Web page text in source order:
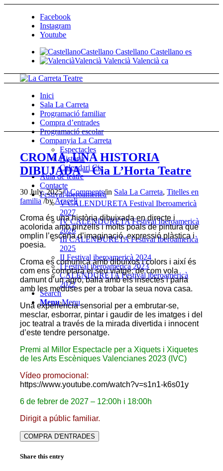
Facebook
Instagram
Youtube
Castellano Castellano Castellano es
Valencià Valencià Valencià ca
Inici
Sala La Carreta
Programació familiar
Compra d’entrades
Programació escolar
Companyia La Carreta
Espectacles
Historia
Calendari Cia
Aula de teatre
Contacte
Festival iberoamericà
V CALENDURETA Festival Iberoamericà
2027
IV CALENDURETA Festival Iberoamericà
2026
III CALENDURETA Festival Iberoamericà
2025
II Festival iberoamericà 2024
I Festival iberoamericà 2023
CALENDURETA Festival iberoamericà
2022
Search
Menu Menu
CROMA, UNA HISTORIA
DIBUJADA – Cia L’Horta Teatre
30 July, 2025/0 Comments/in Sala La Carreta,Titelles en
familia /byAraceli
Croma és una història dibuixada en directe i
acolorida amb pinzells i molts poals de pintura que
omplin l’escena d’imaginació, expressió plàstica i
poesia.
Croma es comunica amb dibuixos i colors i així és
com ens comptarà el seu viatge: de com vola
damunt d’un agró, balla amb els insectes i parla
amb les meduses per a trobar la seua nova casa.
Una experiència sensorial per a embrutar-se,
mesclar, esborrar, pintar i gaudir de les imatges i del
joc teatral a través de la mirada divertida i innocent
d’este tendre personatge.
Premi al Millor Espectacle per a Xiquets i Xiquetes
de les Arts Escèniques Valencianes 2023 (IVC)
Vídeo promocional:
https://www.youtube.com/watch?v=s1n1-k6s01y
6 de febrer de 2027 – 12:00h i 18:00h
Dirigit a públic familiar.
COMPRA D'ENTRADES
Share this entry